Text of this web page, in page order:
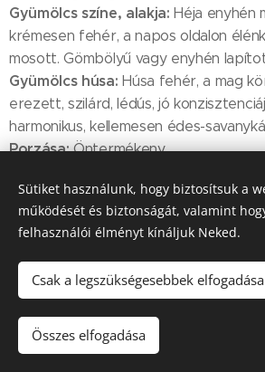
Gyümölcs színe, alakja: Héja enyhén
krémesen fehér, a napos oldalon
mosott. Gömbölyű vagy enyhén
Gyümölcs húsa:Húsa fehér, a mag
erezett, szilárd, lédús, jó
harmonikus, kellemesen édes-
Porzása:Öntermékeny
desszertbarack, de konyhai
alkalmas. Fája erős növekedésű,
virágzású (harang alakú virágai
legellenállóbb fajta a tavaszi fagyokkal
Michelini
Sütiket használunk, hogy biztosítsuk a
működését és biztonságát, valamint
felhasználói élményt kínáljuk Neked.
Csak a legszükségesebbek elfogadása
Összes elfogadása